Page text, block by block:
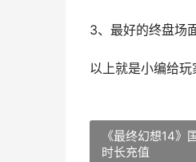
3、最好的终盘场
以上就是小编给
《最终幻想14》
时长充值